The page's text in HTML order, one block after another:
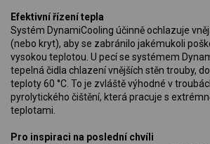
Efektivní řízení tepla
Systém DynamiCooling účinně ochlazuje
(nebo kryt), aby se zabránilo jakémukoli
vysokou teplotou. U pecí se systémem
tepelná čidla chlazení vnějších stěn trouby,
teploty 60 °C. To je zvláště výhodné v
pyrolytického čištění, která pracuje s
teplotami.
Pro inspiraci na poslední chvíli